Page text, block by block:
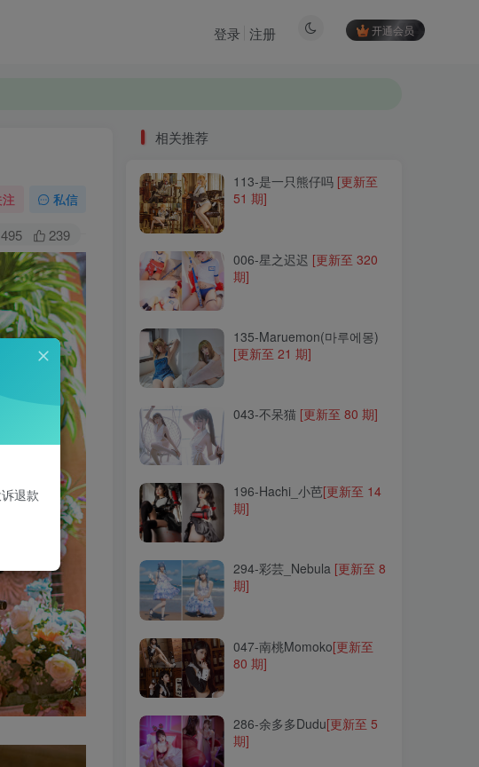
开通会员
登录 注册
私信
495 239
135-Maruemon(마루에몽)
043-不呆猫 [更新至 80 期]
294-彩芸_Nebula
286-余多多Dudu
108-许岚LAN
相关推荐
113-是一只熊仔吗 [更新至
51 期]
006-星之迟迟 [更新至 320
期]
135-Maruemon(마루에몽)
[更新至 21 期]
043-不呆猫 [更新至 80 期]
196-Hachi_小芭[更新至 14
期]
294-彩芸_Nebula [更新至 8
期]
047-南桃Momoko[更新至
80 期]
286-余多多Dudu[更新至 5
期]
退款